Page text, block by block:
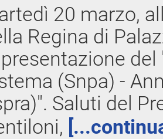
20 marzo,
Regina di
presentazione
(Snpa) -
Saluti del